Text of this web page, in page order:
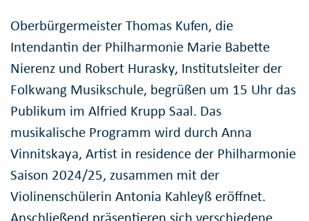
Oberbürgermeister Thomas Kufen, die
Intendantin der Philharmonie Marie Babette
Nierenz und Robert Hurasky, Institutsleiter der
Folkwang Musikschule, begrüßen um 15 Uhr das
Publikum im Alfried Krupp Saal. Das
musikalische Programm wird durch Anna
Vinnitskaya, Artist in residence der Philharmonie
Saison 2024/25, zusammen mit der
Violinenschülerin Antonia Kahleyß eröffnet.